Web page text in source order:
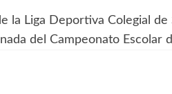
la Liga Deportiva Colegial
del Campeonato Escolar